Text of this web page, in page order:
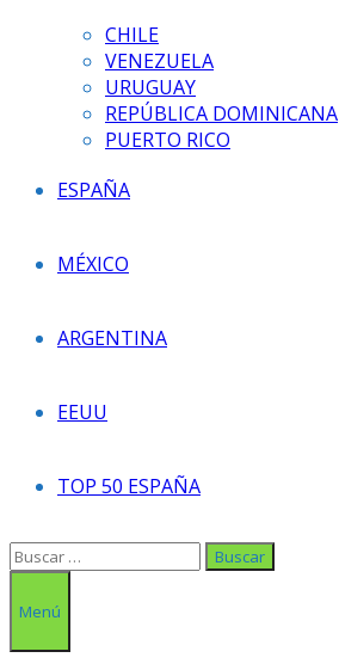
CHILE
VENEZUELA
URUGUAY
REPÚBLICA DOMINICANA
PUERTO RICO
ESPAÑA
MÉXICO
ARGENTINA
EEUU
TOP 50 ESPAÑA
Buscar:
Menú